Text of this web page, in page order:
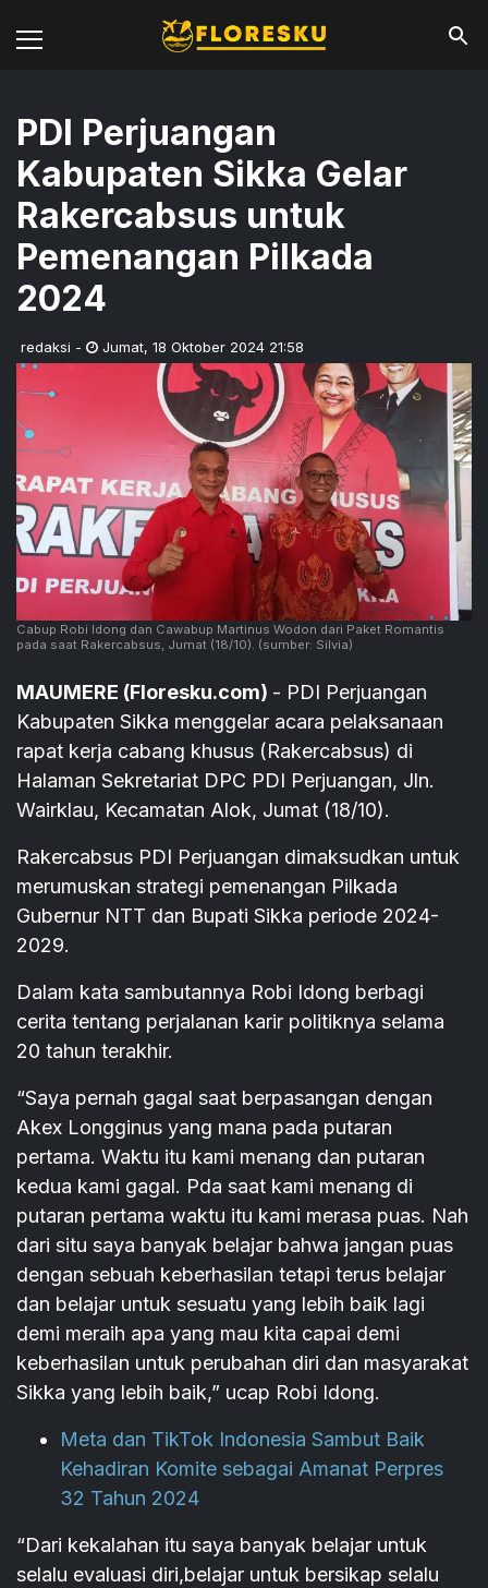
PDI Perjuangan
Kabupaten Sikka Gelar
Rakercabsus untuk
Pemenangan Pilkada
2024
redaksi - Jumat, 18 Oktober 2024 21:58
Cabup Robi Idong dan Cawabup Martinus Wodon dari Paket Romantis
pada saat Rakercabsus, Jumat (18/10). (sumber: Silvia)
MAUMERE (Floresku.com) - PDI Perjuangan
Kabupaten Sikka menggelar acara pelaksanaan
rapat kerja cabang khusus (Rakercabsus) di
Halaman Sekretariat DPC PDI Perjuangan, Jln.
Wairklau, Kecamatan Alok, Jumat (18/10).
Rakercabsus PDI Perjuangan dimaksudkan untuk
merumuskan strategi pemenangan Pilkada
Gubernur NTT dan Bupati Sikka periode 2024-
2029.
Dalam kata sambutannya Robi Idong berbagi
cerita tentang perjalanan karir politiknya selama
20 tahun terakhir.
“Saya pernah gagal saat berpasangan dengan
Akex Longginus yang mana pada putaran
pertama. Waktu itu kami menang dan putaran
kedua kami gagal. Pda saat kami menang di
putaran pertama waktu itu kami merasa puas. Nah
dari situ saya banyak belajar bahwa jangan puas
dengan sebuah keberhasilan tetapi terus belajar
dan belajar untuk sesuatu yang lebih baik lagi
demi meraih apa yang mau kita capai demi
keberhasilan untuk perubahan diri dan masyarakat
Sikka yang lebih baik,” ucap Robi Idong.
Meta dan TikTok Indonesia Sambut Baik
Kehadiran Komite sebagai Amanat Perpres
32 Tahun 2024
“Dari kekalahan itu saya banyak belajar untuk
selalu evaluasi diri,belajar untuk bersikap selalu